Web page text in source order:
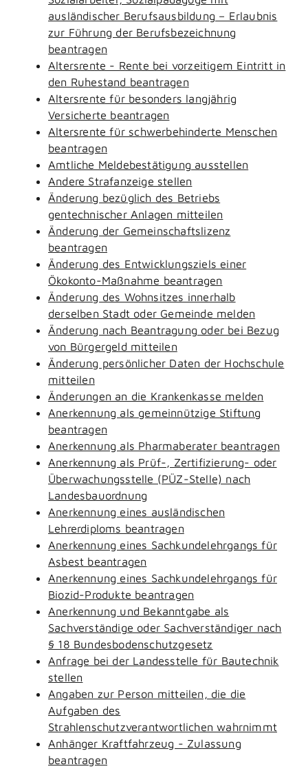
ausländischer Berufsausbildung – Erlaubnis
zur Führung der Berufsbezeichnung
beantragen
Altersrente - Rente bei vorzeitigem Eintritt in
den Ruhestand beantragen
Altersrente für besonders langjährig
Versicherte beantragen
Altersrente für schwerbehinderte Menschen
beantragen
Amtliche Meldebestätigung ausstellen
Andere Strafanzeige stellen
Änderung bezüglich des Betriebs
gentechnischer Anlagen mitteilen
Änderung der Gemeinschaftslizenz
beantragen
Änderung des Entwicklungsziels einer
Ökokonto-Maßnahme beantragen
Änderung des Wohnsitzes innerhalb
derselben Stadt oder Gemeinde melden
Änderung nach Beantragung oder bei Bezug
von Bürgergeld mitteilen
Änderung persönlicher Daten der Hochschule
mitteilen
Änderungen an die Krankenkasse melden
Anerkennung als gemeinnützige Stiftung
beantragen
Anerkennung als Pharmaberater beantragen
Anerkennung als Prüf-, Zertifizierung- oder
Überwachungsstelle (PÜZ-Stelle) nach
Landesbauordnung
Anerkennung eines ausländischen
Lehrerdiploms beantragen
Anerkennung eines Sachkundelehrgangs für
Asbest beantragen
Anerkennung eines Sachkundelehrgangs für
Biozid-Produkte beantragen
Anerkennung und Bekanntgabe als
Sachverständige oder Sachverständiger nach
§ 18 Bundesbodenschutzgesetz
Anfrage bei der Landesstelle für Bautechnik
stellen
Angaben zur Person mitteilen, die die
Aufgaben des
Strahlenschutzverantwortlichen wahrnimmt
Anhänger Kraftfahrzeug - Zulassung
beantragen